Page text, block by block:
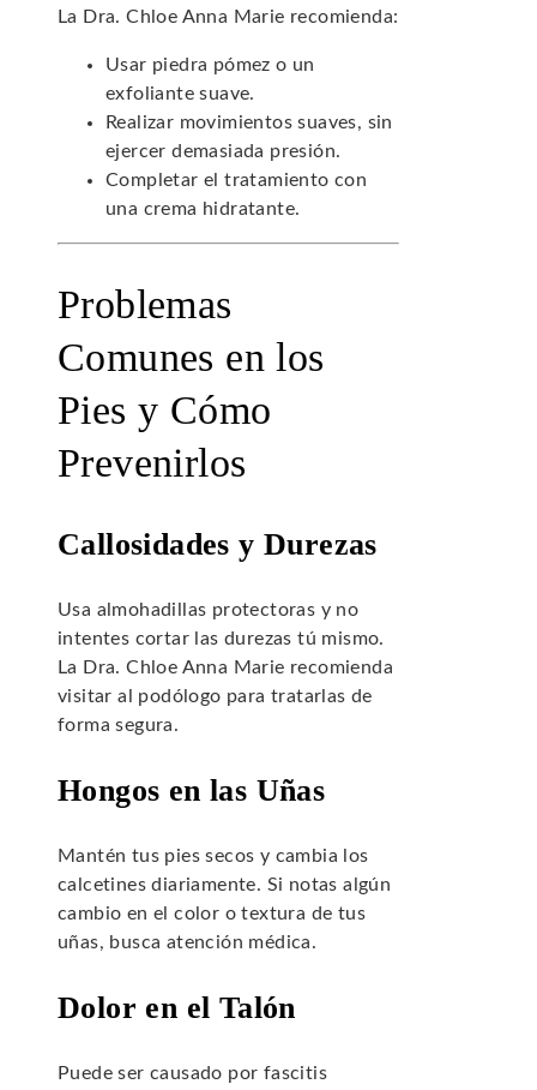
La Dra. Chloe Anna Marie recomienda:
Usar piedra pómez o un
exfoliante suave.
Realizar movimientos suaves, sin
ejercer demasiada presión.
Completar el tratamiento con
una crema hidratante.
Problemas
Comunes en los
Pies y Cómo
Prevenirlos
Callosidades y Durezas
Usa almohadillas protectoras y no
intentes cortar las durezas tú mismo.
La Dra. Chloe Anna Marie recomienda
visitar al podólogo para tratarlas de
forma segura.
Hongos en las Uñas
Mantén tus pies secos y cambia los
calcetines diariamente. Si notas algún
cambio en el color o textura de tus
uñas, busca atención médica.
Dolor en el Talón
Puede ser causado por fascitis